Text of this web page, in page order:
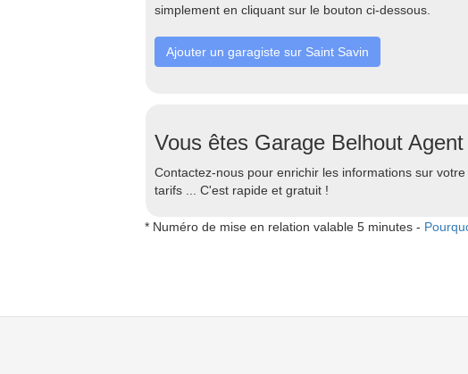
simplement en cliquant sur le bouton ci-dessous.
Ajouter un garagiste sur Saint Savin
Vous êtes Garage Belhout
Contactez-nous pour enrichir les informations sur
tarifs ... C'est rapide et gratuit !
* Numéro de mise en relation valable 5 minutes -